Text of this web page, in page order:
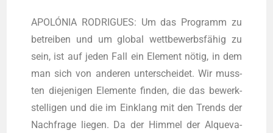
APOLÓNIA RODRIGUES: Um das Pro­gramm zu
betrei­ben und um glo­bal wett­be­werbs­fä­hig zu
sein, ist auf jeden Fall ein Ele­ment nötig, in dem
man sich von ande­ren unter­schei­det. Wir muss­
ten die­je­ni­gen Ele­men­te fin­den, die das bewerk­
stel­li­gen und die im Ein­klang mit den Trends der
Nach­fra­ge lie­gen. Da der Him­mel der Alque­va-